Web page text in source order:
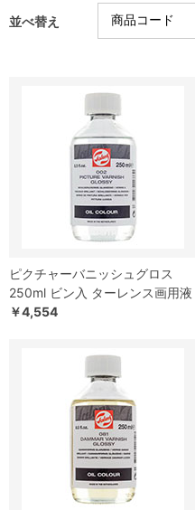
並べ替え
ピクチャーバニッシュグロス
250ml ビン入 ターレンス画用液
￥4,554